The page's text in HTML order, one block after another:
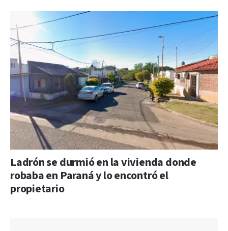
Ladrón se durmió en la vivienda donde
robaba en Paraná y lo encontró el
propietario